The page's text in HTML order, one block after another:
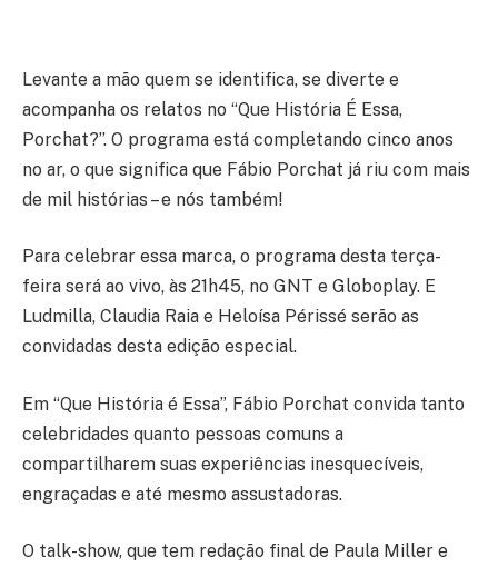
Levante a mão quem se identifica, se diverte e
acompanha os relatos no “Que História É Essa,
Porchat?”. O programa está completando cinco anos
no ar, o que significa que Fábio Porchat já riu com mais
de mil histórias – e nós também!
Para celebrar essa marca, o programa desta terça-
feira será ao vivo, às 21h45, no GNT e Globoplay. E
Ludmilla, Claudia Raia e Heloísa Périssé serão as
convidadas desta edição especial.
Em “Que História é Essa”, Fábio Porchat convida tanto
celebridades quanto pessoas comuns a
compartilharem suas experiências inesquecíveis,
engraçadas e até mesmo assustadoras.
O talk-show, que tem redação final de Paula Miller e